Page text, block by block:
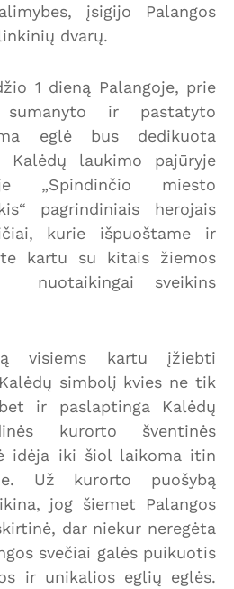
įsigijo Palangos
dvarų.
1 dieną Palangoje, prie
sumanyto ir pastatyto
eglė bus dedikuota
Kalėdų laukimo pajūryje
„Spindinčio miesto
pagrindiniais herojais
kurie išpuoštame ir
kartu su kitais žiemos
nuotaikingai sveikins
visiems kartu įžiebti
simbolį kvies ne tik
ir paslaptinga Kalėdų
kurorto šventinės
idėja iki šiol laikoma itin
Už kurorto puošybą
jog šiemet Palangos
dar niekur neregėta
svečiai galės puikuotis
ir unikalios eglių eglės.